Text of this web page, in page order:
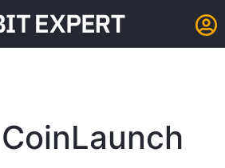
CoinLaunch